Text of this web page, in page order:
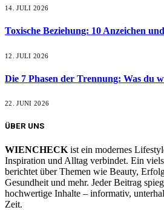
14. JULI 2026
Toxische Beziehung: 10 Anzeichen
12. JULI 2026
Die 7 Phasen der Trennung: Was du
22. JUNI 2026
ÜBER UNS
WIENCHECK ist ein modernes
Inspiration und Alltag verbindet. Ein
berichtet über Themen wie Beauty,
Gesundheit und mehr. Jeder Beitrag
hochwertige Inhalte – informativ,
Zeit.